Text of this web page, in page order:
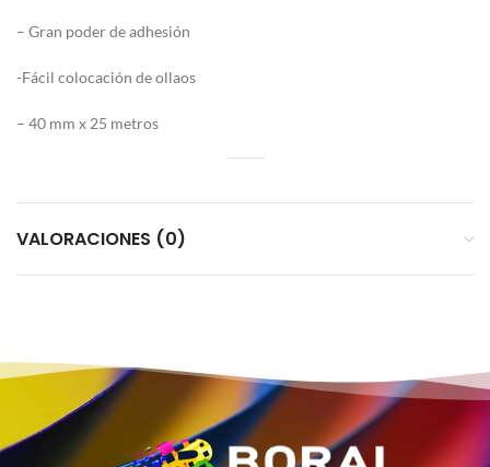
– Gran poder de adhesión
-Fácil colocación de ollaos
– 40 mm x 25 metros
VALORACIONES (0)